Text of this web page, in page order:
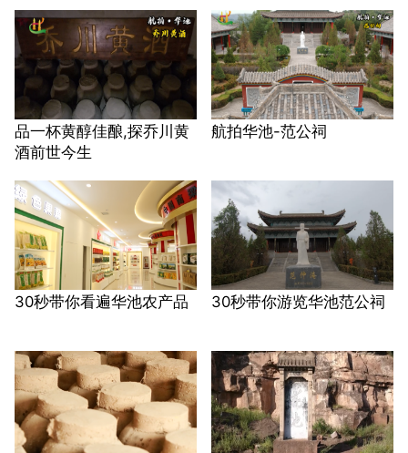
品一杯黄醇佳酿,探乔川黄
酒前世今生
航拍华池-范公祠
30秒带你看遍华池农产品 30秒带你游览华池范公祠